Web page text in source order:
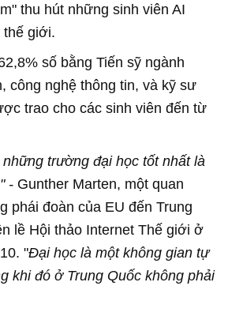
thu hút những sinh viên AI
thế giới.
số bằng Tiến sỹ ngành
công nghệ thông tin, và kỹ sư
trao cho các sinh viên đến từ
trường đại học tốt nhất là
- Gunther Marten, một quan
phái đoàn của EU đến Trung
lề Hội thảo Internet Thế giới ở
"Đại học là một không gian tự
khi đó ở Trung Quốc không phải